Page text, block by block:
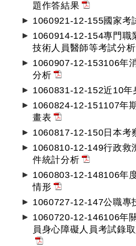
題作答結果
1060921-12-155國家考
1060914-12-154專門職
技術人員醫師等考試分析
1060907-12-153106年
分析
1060831-12-152近10年
1060824-12-151107年
畫表
1060817-12-150日本考
1060810-12-149行政救
件統計分析
1060803-12-148106年
情形
1060727-12-147公職專
1060720-12-146106年
員身心障礙人員考試錄